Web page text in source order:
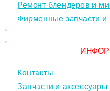
Ремонт блендеров и
Фирменные запчасти и
Контакты
Запчасти и аксессуары